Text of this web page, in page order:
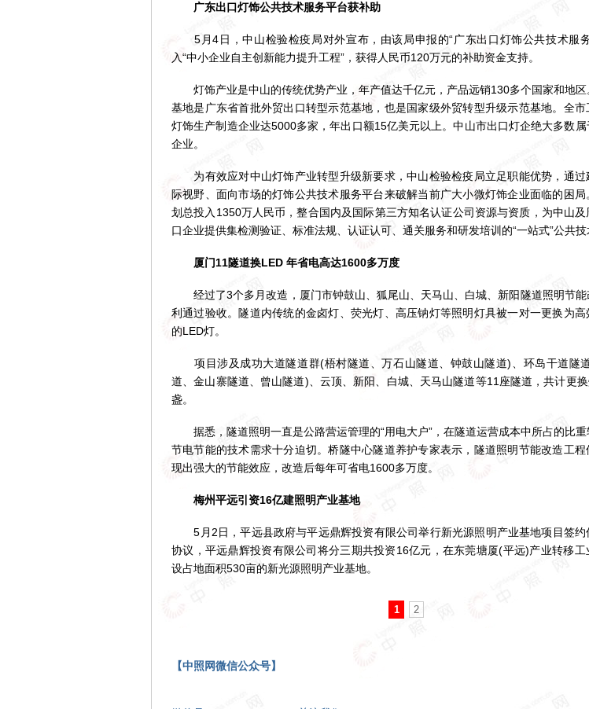
广东出口灯饰公共技术服务平台获补助
5月4日，中山检验检疫局对外宣布，由该局申报的“广东出口灯饰公共技术服
入“中小企业自主创新能力提升工程”，获得人民币120万元的补助资金支持。
灯饰产业是中山的传统优势产业，年产值达千亿元，产品远销130多个国家和地区
基地是广东省首批外贸出口转型示范基地，也是国家级外贸转型升级示范基地。全市
灯饰生产制造企业达5000多家，年出口额15亿美元以上。中山市出口灯企绝大多数属
企业。
为有效应对中山灯饰产业转型升级新要求，中山检验检疫局立足职能优势，通过
际视野、面向市场的灯饰公共技术服务平台来破解当前广大小微灯饰企业面临的困
划总投入1350万人民币，整合国内及国际第三方知名认证公司资源与资质，为中山及
口企业提供集检测验证、标准法规、认证认可、通关服务和研发培训的“一站式”公共技
厦门11隧道换LED 年省电高达1600多万度
经过了3个多月改造，厦门市钟鼓山、狐尾山、天马山、白城、新阳隧道照明节能
利通过验收。隧道内传统的金卤灯、荧光灯、高压钠灯等照明灯具被一对一更换为高
的LED灯。
项目涉及成功大道隧道群(梧村隧道、万石山隧道、钟鼓山隧道)、环岛干道隧
道、金山寨隧道、曾山隧道)、云顶、新阳、白城、天马山隧道等11座隧道，共计更
盏。
据悉，隧道照明一直是公路营运管理的“用电大户”，在隧道运营成本中所占的比重
节电节能的技术需求十分迫切。桥隧中心隧道养护专家表示，隧道照明节能改造工程
现出强大的节能效应，改造后每年可省电1600多万度。
梅州平远引资16亿建照明产业基地
5月2日，平远县政府与平远鼎辉投资有限公司举行新光源照明产业基地项目签约
协议，平远鼎辉投资有限公司将分三期共投资16亿元，在东莞塘厦(平远)产业转移工
设占地面积530亩的新光源照明产业基地。
1 2
【中照网微信公众号】